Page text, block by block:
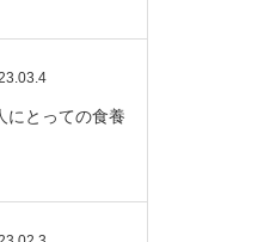
にとっての食養